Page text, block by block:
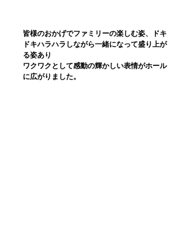
皆様のおかげでファミリーの楽しむ姿、ドキ
ドキハラハラしながら一緒になって盛り上が
る姿あり
ワクワクとして感動の輝かしい表情がホール
に広がりました。